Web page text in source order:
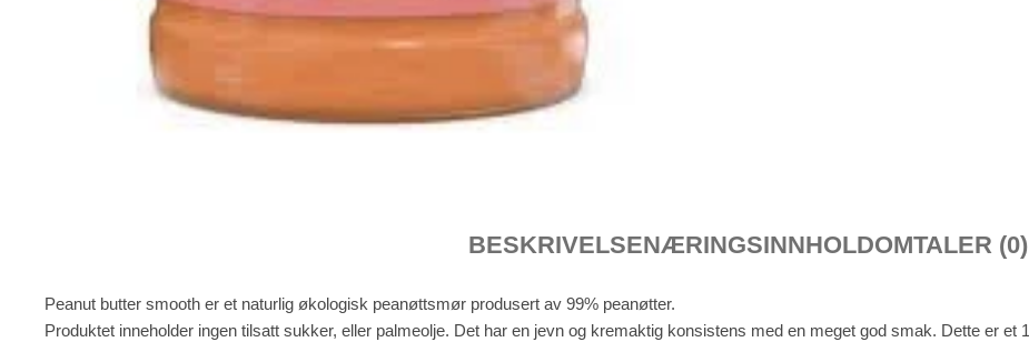
BESKRIVELSENÆRINGSINNHOLDOMTALER (0)
Peanut butter smooth er et naturlig økologisk peanøttsmør produsert av 99% peanøtter.
Produktet inneholder ingen tilsatt sukker, eller palmeolje. Det har en jevn og kremaktig konsistens med en meget god smak. Dette er et